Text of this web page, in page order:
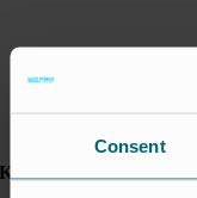
Consent
Kontakt: